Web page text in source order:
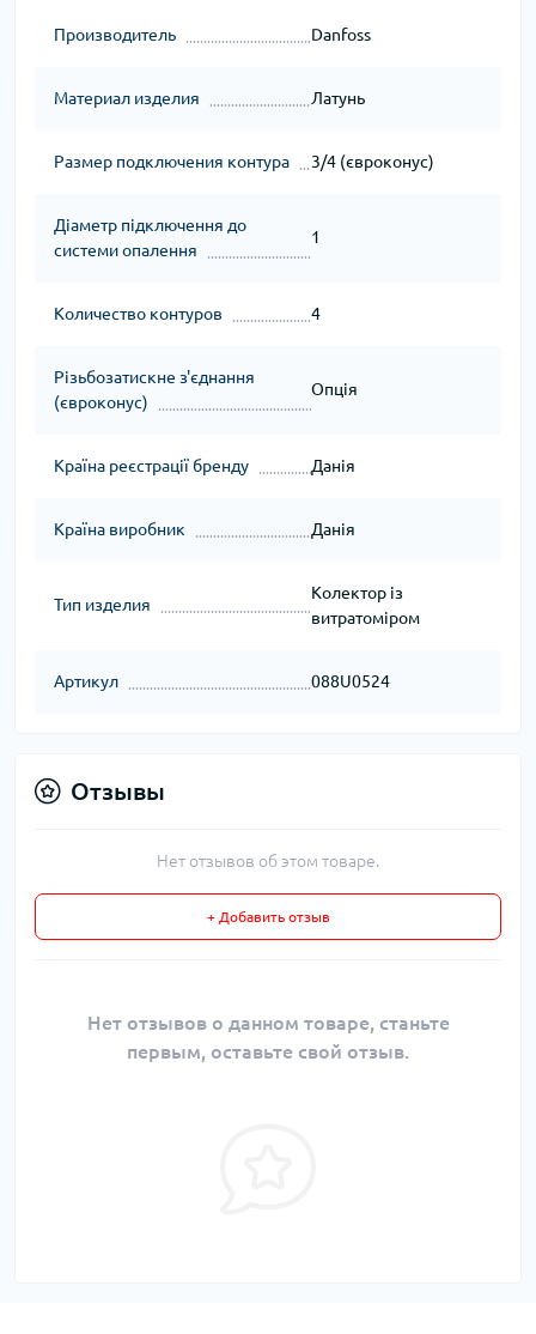
Производитель Danfoss
Материал изделия Латунь
Размер подключения контура 3/4 (євроконус)
Діаметр підключення до
системи опалення
1
Количество контуров 4
Різьбозатискне з'єднання
(євроконус)
Опція
Країна реєстрації бренду Данія
Країна виробник Данія
Тип изделия
Колектор із
витратоміром
Артикул 088U0524
Отзывы
Нет отзывов об этом товаре.
+ Добавить отзыв
Нет отзывов о данном товаре, станьте
первым, оставьте свой отзыв.